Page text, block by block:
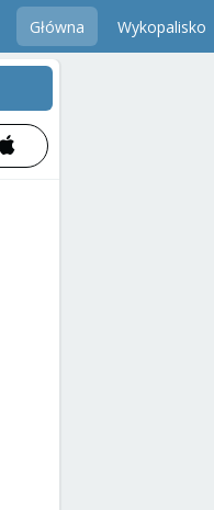
Główna Wykopalisko